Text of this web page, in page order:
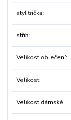
styl trička
střih
Velikost oblečení
Velikost
Velikost dámské